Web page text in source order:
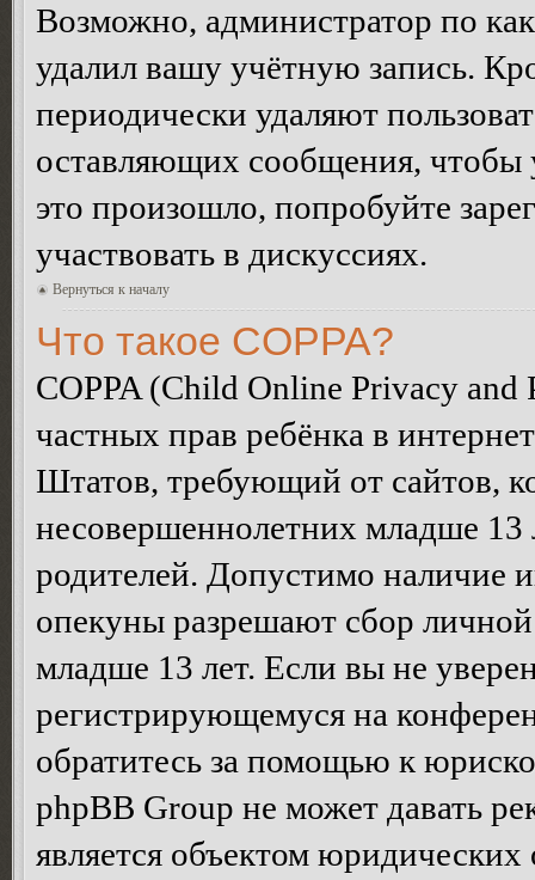
Возможно, администратор по
удалил вашу учётную запись.
периодически удаляют
оставляющих сообщения, чтобы
это произошло, попробуйте
участвовать в дискуссиях.
Вернуться к началу
Что такое COPPA?
COPPA (Child Online Privacy
частных прав ребёнка в
Штатов, требующий от сайтов,
несовершеннолетних младше 13
родителей. Допустимо наличие
опекуны разрешают сбор
младше 13 лет. Если вы не
регистрирующемуся на
обратитесь за помощью к
phpBB Group не может давать
является объектом